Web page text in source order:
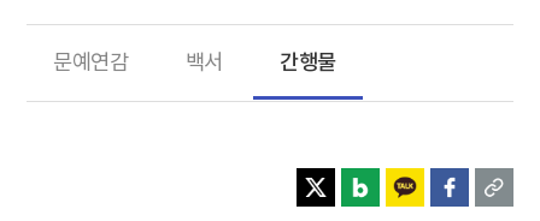
문예연감 백서 간행물